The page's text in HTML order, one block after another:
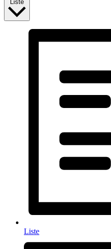
Liste
Liste